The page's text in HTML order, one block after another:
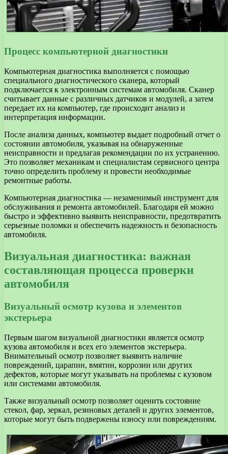
Процесс компьютерной диагностики
Компьютерная диагностика выполняется с помощью
специального диагностического сканера, который
подключается к электронным системам автомобиля. Сканер
считывает данные с различных датчиков и модулей, а затем
передает их на компьютер, где происходит анализ и
интерпретация информации.
После анализа данных, компьютер выдает подробный отчет о
состоянии автомобиля, указывая на обнаруженные
неисправности и предлагая рекомендации по их устранению.
Это позволяет механикам и специалистам сервисного центра
точно определить проблему и провести необходимые
ремонтные работы.
Компьютерная диагностика — незаменимый инструмент для
обслуживания и ремонта автомобилей. Благодаря ей можно
быстро и эффективно выявить неисправности, предотвратить
серьезные поломки и обеспечить надежность и безопасность
автомобиля.
Визуальная диагностика: важная
составляющая процесса проверки
автомобиля
Визуальный осмотр кузова и элементов
экстерьера
Первым шагом визуальной диагностики является осмотр
кузова автомобиля и всех его элементов экстерьера.
Внимательный осмотр позволяет выявить наличие
повреждений, царапин, вмятин, коррозии или других
дефектов, которые могут указывать на проблемы с кузовом
или системами автомобиля.
Также визуальный осмотр позволяет оценить состояние
стекол, фар, зеркал, резиновых деталей и других элементов,
которые могут быть подвержены износу или повреждениям.